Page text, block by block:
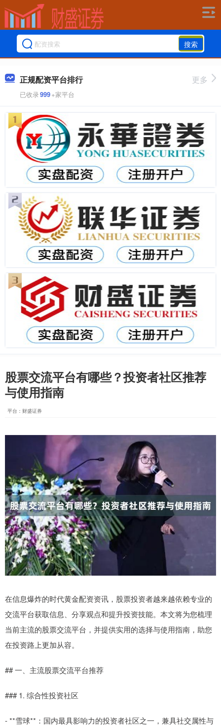
搜索
正规配资平台排行
已收录999+家平台
更多
股票交流平台有哪些？投资者社区推荐
与使用指南
平台：财盛证券
在信息爆炸的时代黄金配资资讯，股票投资者越来越依赖专业的
交流平台获取信息、分享观点和提升投资技能。本文将为您梳理
当前主流的股票交流平台，并提供实用的选择与使用指南，助您
在投资路上更加从容。
## 一、主流股票交流平台推荐
### 1. 综合性投资社区
- **雪球**：国内最具影响力的投资者社区之一，兼具社交属性与